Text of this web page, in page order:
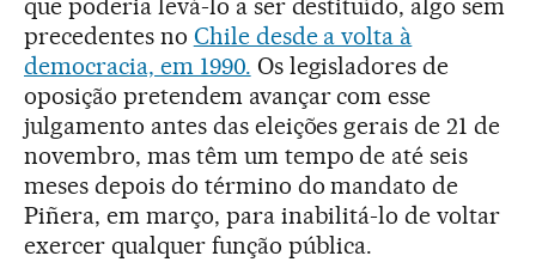
que poderia levá-lo a ser destituído, algo sem
precedentes no Chile desde a volta à
democracia, em 1990. Os legisladores de
oposição pretendem avançar com esse
julgamento antes das eleições gerais de 21 de
novembro, mas têm um tempo de até seis
meses depois do término do mandato de
Piñera, em março, para inabilitá-lo de voltar
exercer qualquer função pública.